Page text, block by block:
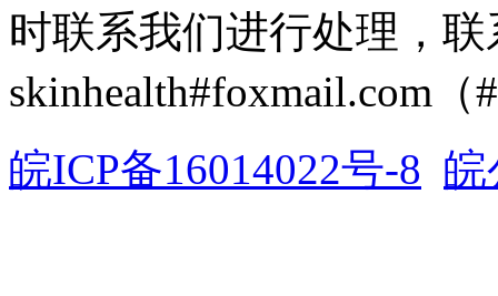
时联系我们进行处理，
skinhealth#foxmail.com（
皖ICP备16014022号-8 皖